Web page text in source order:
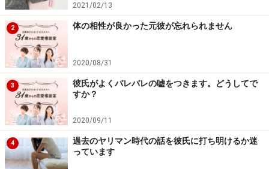
年齢も年齢だし、わたしにはあまり時間がありません。
アドバイスいただけたら幸いです。
アドバイス1：まずは彼がLINEを嫌がる理由
を引き出す
2021/02/13
2 体の相性が良かった元彼が忘れられません
2020/08/31
3
彼氏がよくバレバレの嘘をつきます。どうしてで
すか？
2020/09/11
4
過去のヤリマン時代の話を彼氏に打ち明けるか迷
っています